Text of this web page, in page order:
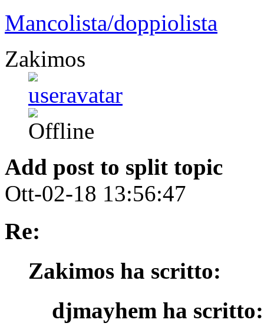
Mancolista/doppiolista
Zakimos
Add post to split topic
Ott-02-18 13:56:47
Re:
Zakimos ha scritto:
djmayhem ha scritto: